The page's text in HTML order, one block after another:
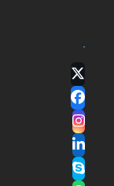
Twitter
(deprecated)
Facebook
Instagram
LinkedIn
Skype